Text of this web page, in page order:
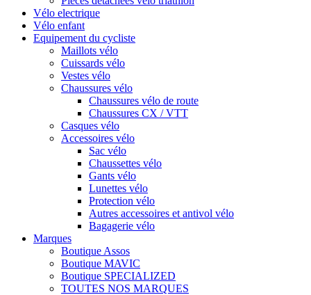
Vélo electrique
Vélo enfant
Equipement du cycliste
Maillots vélo
Cuissards vélo
Vestes vélo
Chaussures vélo
Chaussures vélo de route
Chaussures CX / VTT
Casques vélo
Accessoires vélo
Sac vélo
Chaussettes vélo
Gants vélo
Lunettes vélo
Protection vélo
Autres accessoires et antivol vélo
Bagagerie vélo
Marques
Boutique Assos
Boutique MAVIC
Boutique SPECIALIZED
TOUTES NOS MARQUES